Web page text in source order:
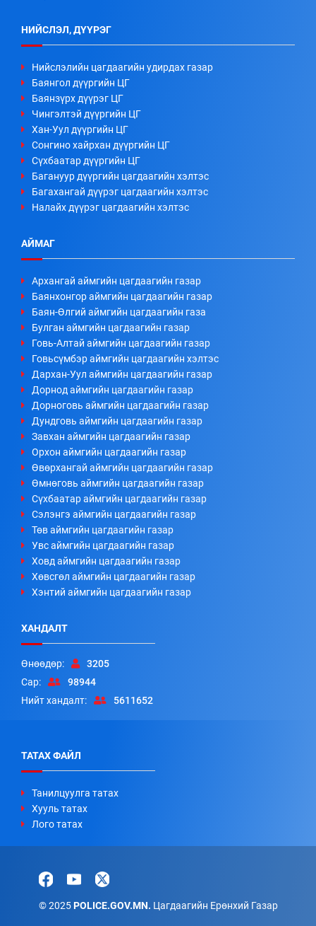
НИЙСЛЭЛ, ДҮҮРЭГ
Нийслэлийн цагдаагийн удирдах газар
Баянгол дүүргийн ЦГ
Баянзүрх дүүрэг ЦГ
Чингэлтэй дүүргийн ЦГ
Хан-Уул дүүргийн ЦГ
Сонгино хайрхан дүүргийн ЦГ
Сүхбаатар дүүргийн ЦГ
Багануур дүүргийн цагдаагийн хэлтэс
Багахангай дүүрэг цагдаагийн хэлтэс
Налайх дүүрэг цагдаагийн хэлтэс
АЙМАГ
Архангай аймгийн цагдаагийн газар
Баянхонгор аймгийн цагдаагийн газар
Баян-Өлгий аймгийн цагдаагийн газа
Булган аймгийн цагдаагийн газар
Говь-Алтай аймгийн цагдаагийн газар
Говьсүмбэр аймгийн цагдаагийн хэлтэс
Дархан-Уул аймгийн цагдаагийн газар
Дорнод аймгийн цагдаагийн газар
Дорноговь аймгийн цагдаагийн газар
Дундговь аймгийн цагдаагийн газар
Завхан аймгийн цагдаагийн газар
Орхон аймгийн цагдаагийн газар
Өвөрхангай аймгийн цагдаагийн газар
Өмнөговь аймгийн цагдаагийн газар
Сүхбаатар аймгийн цагдаагийн газар
Сэлэнгэ аймгийн цагдаагийн газар
Төв аймгийн цагдаагийн газар
Увс аймгийн цагдаагийн газар
Ховд аймгийн цагдаагийн газар
Хөвсгөл аймгийн цагдаагийн газар
Хэнтий аймгийн цагдаагийн газар
ХАНДАЛТ
Өнөөдөр:
3205
Сар:
98944
Нийт хандалт:
5611652
ТАТАХ ФАЙЛ
Танилцуулга татах
Хууль татах
Лого татах
© 2025POLICE.GOV.MN. Цагдаагийн Ерөнхий Газар